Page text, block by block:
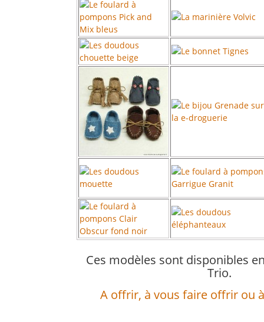
Ces modèles sont disponibles
Trio.
A offrir, à vous faire offrir ou